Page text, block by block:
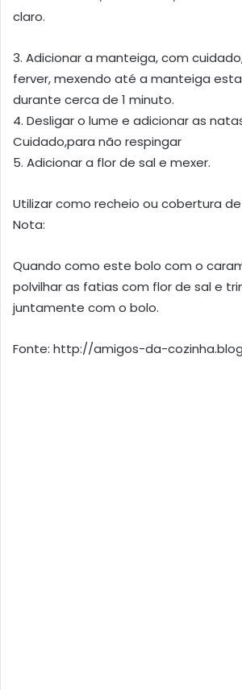
claro.
3. Adicionar a manteiga, com
ferver, mexendo até a manteiga
durante cerca de 1 minuto.
4. Desligar o lume e adicionar as
Cuidado,para não respingar
5. Adicionar a flor de sal e mexer.
Utilizar como recheio ou cobertura
Nota:
Quando como este bolo com o
polvilhar as fatias com flor de sal e
juntamente com o bolo.
Fonte: http://amigos-da-